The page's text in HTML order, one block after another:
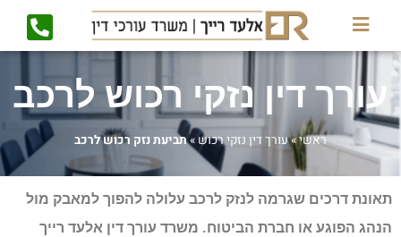
עורך דין נזקי רכוש לרכב
ראשי»עורך דין נזקי רכוש»תביעת נזק רכוש לרכב
תאונת דרכים שגרמה לנזק לרכב עלולה להפוך למאבק מול
הנהג הפוגע או חברת הביטוח. משרד עורך דין אלעד רייך